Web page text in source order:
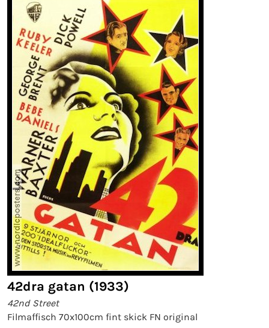
42dra gatan (1933)
42nd Street
Filmaffisch 70x100cm fint skick FN original